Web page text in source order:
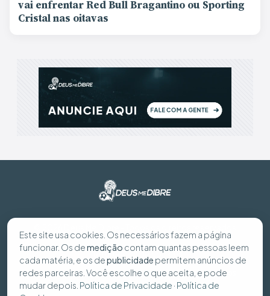
vai enfrentar Red Bull Bragantino ou Sporting
Cristal nas oitavas
Preferências de cookies
Política de Privacidade Política de Cookies Seus dados
Este site usa cookies. Os necessários fazem a página
funcionar. Os demedição contam quantas pessoas leem
cada matéria, e os depublicidade permitem anúncios de
redes parceiras. Você escolhe o que aceita, e pode
mudar depois. Política de Privacidade · Política de